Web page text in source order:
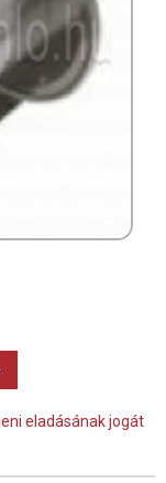
eladásának jogát